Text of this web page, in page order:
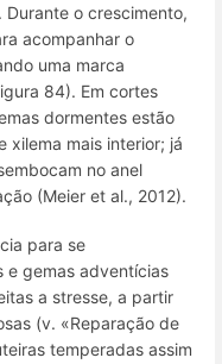
o crescimento,
acompanhar o
uma marca
84). Em cortes
dormentes estão
xilema mais interior; já
no anel
(Meier et al., 2012).
para se
e gemas adventícias
a stresse, a partir
(v. «Reparação de
temperadas assim